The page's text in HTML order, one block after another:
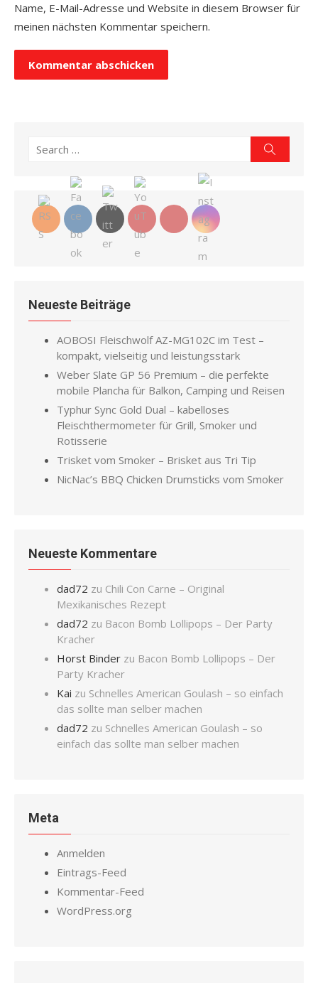
Name, E-Mail-Adresse und Website in diesem Browser für
meinen nächsten Kommentar speichern.
Search
Neueste Beiträge
AOBOSI Fleischwolf AZ-MG102C im Test –
kompakt, vielseitig und leistungsstark
Weber Slate GP 56 Premium – die perfekte
mobile Plancha für Balkon, Camping und Reisen
Typhur Sync Gold Dual – kabelloses
Fleischthermometer für Grill, Smoker und
Rotisserie
Trisket vom Smoker – Brisket aus Tri Tip
NicNac’s BBQ Chicken Drumsticks vom Smoker
Neueste Kommentare
dad72 zu Chili Con Carne – Original
Mexikanisches Rezept
dad72 zu Bacon Bomb Lollipops – Der Party
Kracher
Horst Binder zu Bacon Bomb Lollipops – Der
Party Kracher
Kai zu Schnelles American Goulash – so einfach
das sollte man selber machen
dad72 zu Schnelles American Goulash – so
einfach das sollte man selber machen
Meta
Anmelden
Eintrags-Feed
Kommentar-Feed
WordPress.org